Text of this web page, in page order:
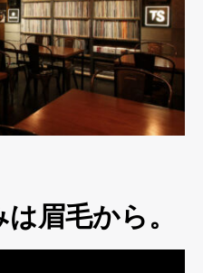
眉毛から。